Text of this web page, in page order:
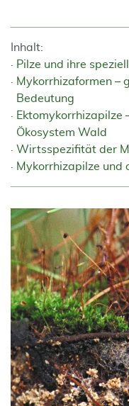
Inhalt:
Pilze und ihre
Mykorrhizaformen –
Bedeutung
Ektomykorrhizapilze
Ökosystem Wald
Wirtsspezifität der
Mykorrhizapilze